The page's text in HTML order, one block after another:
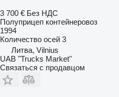
3 700 € Без НДС
Полуприцеп контейнеровоз
1994
Количество осей 3
Литва, Vilnius
UAB "Trucks Market"
Связаться с продавцом